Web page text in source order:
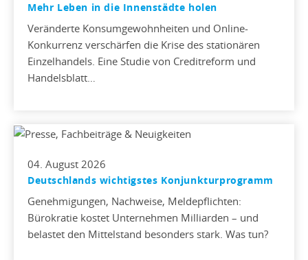
Mehr Leben in die Innenstädte holen
Veränderte Konsumgewohnheiten und Online-
Konkurrenz verschärfen die Krise des stationären
Einzelhandels. Eine Studie von Creditreform und
Handelsblatt…
04. August 2026
Deutschlands wichtigstes Konjunkturprogramm
Genehmigungen, Nachweise, Meldepflichten:
Bürokratie kostet Unternehmen Milliarden – und
belastet den Mittelstand besonders stark. Was tun?